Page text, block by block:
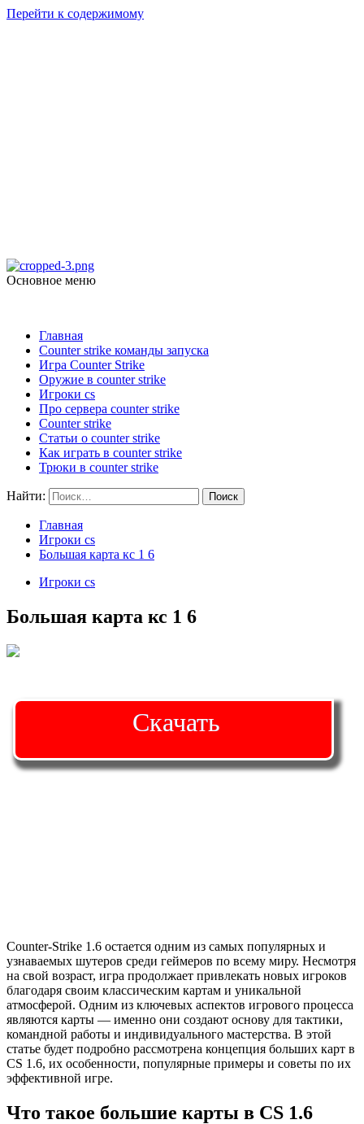
Перейти к содержимому
Основное меню
Главная
Counter strike команды запуска
Игра Counter Strike
Оружие в counter strike
Игроки cs
Про сервера counter strike
Counter strike
Статьи о counter strike
Как играть в counter strike
Трюки в counter strike
Найти:
Главная
Игроки cs
Большая карта кс 1 6
Игроки cs
Большая карта кс 1 6
Скачать
Counter-Strike 1.6 остается одним из самых популярных и
узнаваемых шутеров среди геймеров по всему миру. Несмотря
на свой возраст, игра продолжает привлекать новых игроков
благодаря своим классическим картам и уникальной
атмосферой. Одним из ключевых аспектов игрового процесса
являются карты — именно они создают основу для тактики,
командной работы и индивидуального мастерства. В этой
статье будет подробно рассмотрена концепция больших карт в
CS 1.6, их особенности, популярные примеры и советы по их
эффективной игре.
Что такое большие карты в CS 1.6